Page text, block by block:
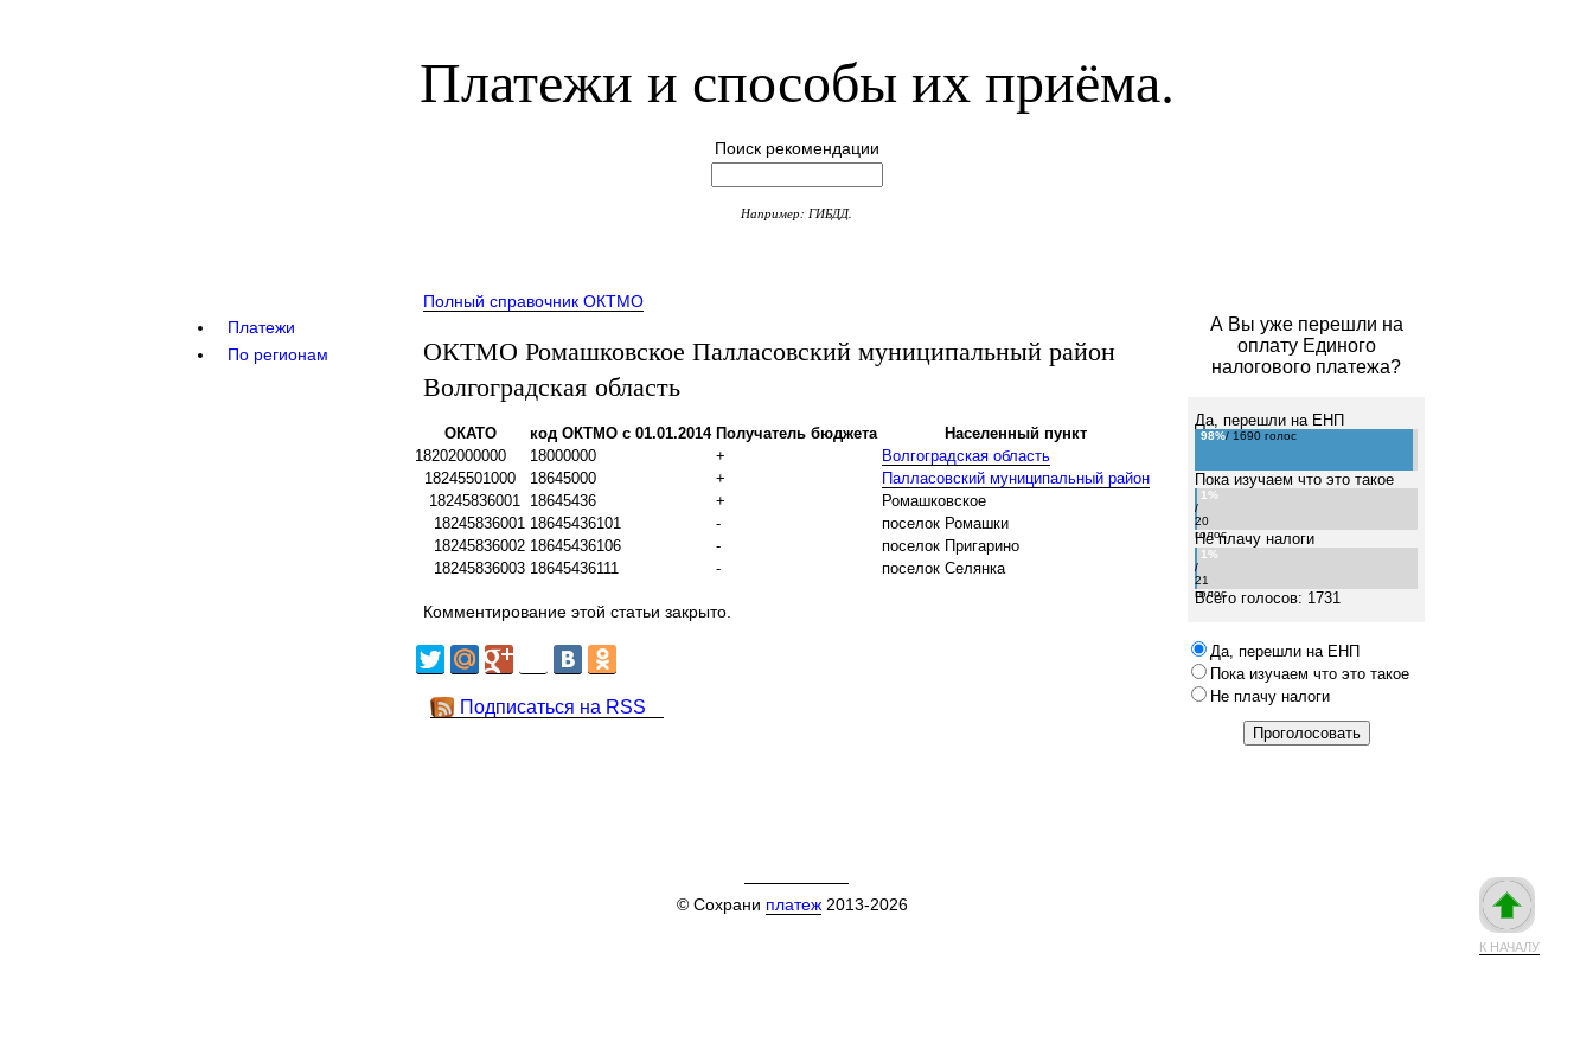
Платежи и способы их приёма.
Поиск рекомендации
Например: ГИБДД.
Платежи
По регионам
А Вы уже перешли на
оплату Единого
налогового платежа?
Да, перешли на ЕНП
98%/ 1690 голос
Пока изучаем что это такое
1%
/
20
голос
Не плачу налоги
1%
/
21
голос
Всего голосов: 1731
Да, перешли на ЕНП
Пока изучаем что это такое
Не плачу налоги
Полный справочник ОКТМО
ОКТМО Ромашковское Палласовский муниципальный район
Волгоградская область
ОКАТО код ОКТМО с 01.01.2014 Получатель бюджета
Населенный пункт
18202000000
18000000 +
Волгоградская область
18245501000
18645000 +
Палласовский муниципальный район
18245836001 18645436 +
Ромашковское
18245836001 18645436101 -
поселок Ромашки
18245836002 18645436106 -
поселок Пригарино
18245836003 18645436111 - поселок Селянка
Комментирование этой статьи закрыто.
Подписаться на RSS
К НАЧАЛУ
© Сохрани платеж2013-2026